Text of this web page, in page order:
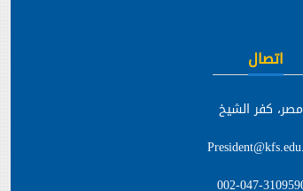
اتصال
مصر، كفر الشيخ